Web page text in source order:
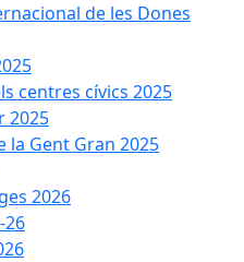
de les Dones
centres cívics 2025
2025
la Gent Gran 2025
2026
26